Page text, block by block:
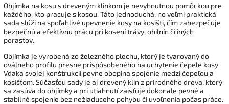
Objímka na kosu s dreveným klinkom je nevyhnutnou pomôckou pre
každého, kto pracuje s kosou. Táto jednoduchá, no veľmi praktická
sada slúži na spoľahlivé upevnenie kosy na kosišti, čím zabezpečuje
bezpečnú a efektívnu prácu pri kosení trávy, obilnín či iných
porastov.
Objímka je vyrobená zo železného plechu, ktorý je tvarovaný do
oválneho profilu presne prispôsobeného na uchytenie čepele kosy.
Vďaka svojej konštrukcii pevne obopína spojenie medzi čepeľou a
kosišťom. Súčasťou sady je aj drevený klin z prírodného dreva, ktorý
sa zasúva do objímky a pri utiahnutí zaisťuje dokonale pevné a
stabilné spojenie bez nežiaduceho pohybu či uvoľnenia počas práce.